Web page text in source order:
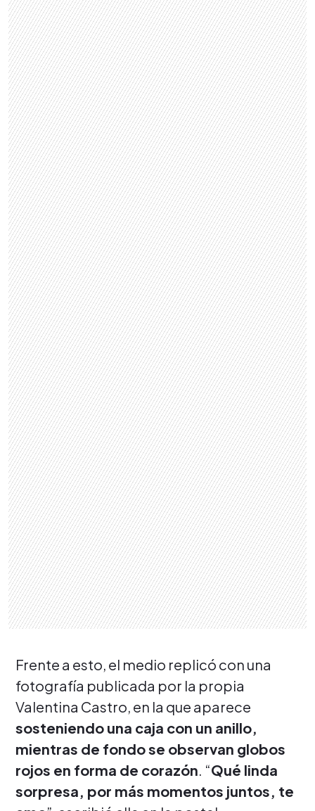
Frente a esto, el medio replicó con una
fotografía publicada por la propia
Valentina Castro, en la que aparece
sosteniendo una caja con un anillo,
mientras de fondo se observan globos
rojos en forma de corazón. “Qué linda
sorpresa, por más momentos juntos, te